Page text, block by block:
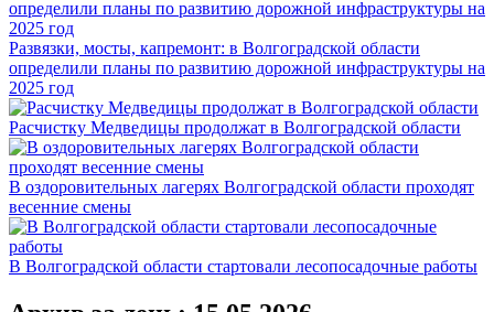
Развязки, мосты, капремонт: в Волгоградской области
определили планы по развитию дорожной инфраструктуры на
2025 год
Расчистку Медведицы продолжат в Волгоградской области
В оздоровительных лагерях Волгоградской области проходят
весенние смены
В Волгоградской области стартовали лесопосадочные работы